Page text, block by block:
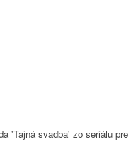
'Tajná svadba' zo seriálu